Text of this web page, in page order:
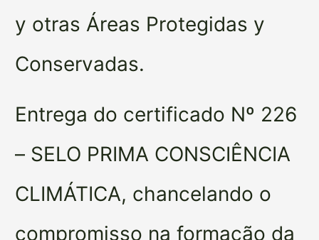
y otras Áreas Protegidas y
Conservadas.
Entrega do certificado Nº 226
– SELO PRIMA CONSCIÊNCIA
CLIMÁTICA, chancelando o
compromisso na formação da